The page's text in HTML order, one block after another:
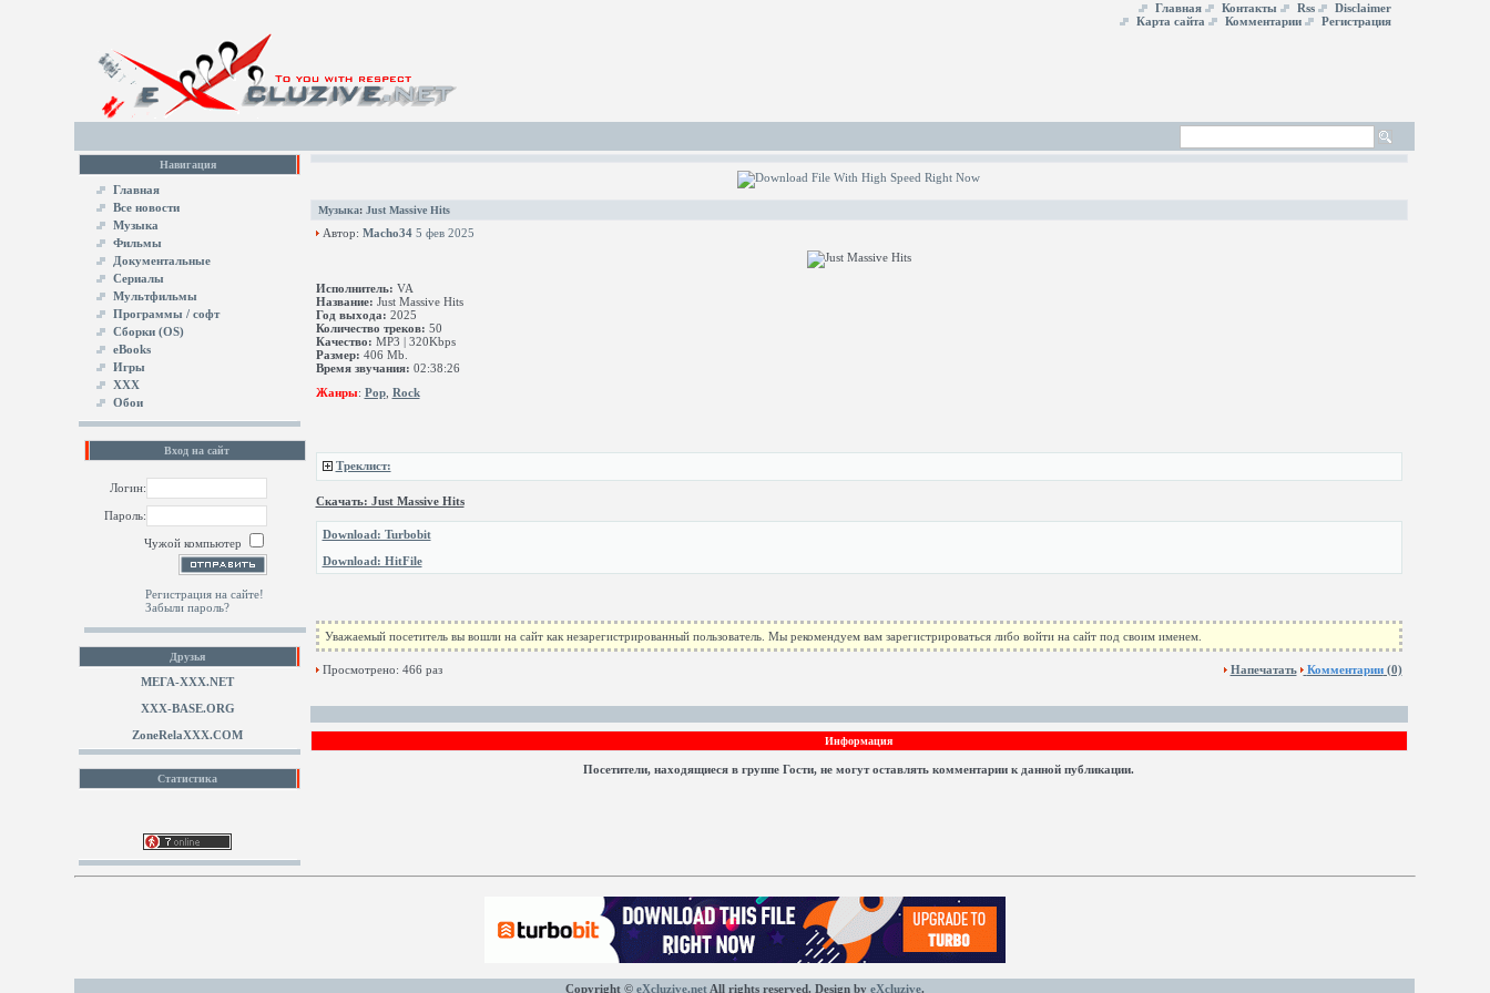
Главная Контакты Rss
Disclaimer
Карта сайта
Комментарии Регистрация
Навигация
Главная
Все новости
Музыка
Фильмы
Документальные
Сериалы
Мультфильмы
Программы / софт
Сборки (OS)
eBooks
Игры
XXX
Обои
Вход на сайт
Логин:
Пароль:
Чужой компьютер
Регистрация на сайте!
Забыли пароль?
Друзья
МЕГА-ХХХ.NET
XXX-BASE.ORG
ZoneRelaXXX.COM
Статистика
Музыка: Just Massive Hits
Автор: Macho34 5 фев 2025
Исполнитель: VA
Название: Just Massive Hits
Год выхода: 2025
Количество треков: 50
Качество: MP3 | 320Kbps
Размер: 406 Mb.
Время звучания: 02:38:26
Жанры: Pop, Rock
Треклист:
Скачать: Just Massive Hits
Download: Turbobit
Download: HitFile
Уважаемый посетитель вы вошли на сайт как незарегистрированный пользователь. Мы рекомендуем вам зарегистрироваться либо войти на сайт под своим именем.
Просмотрено: 466 раз Напечатать Комментарии(0)
Информация
Посетители, находящиеся в группе Гости, не могут оставлять комментарии к данной публикации.
Copyright © eXcluzive.netAll rights reserved. Design by eXcluzive.